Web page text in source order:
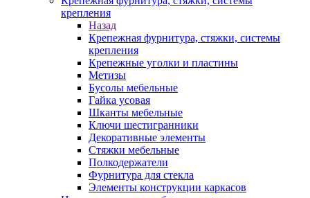
крепления
Назад
Крепежная фурнитура, стяжки, системы
крепления
Крепежные уголки и пластины
Метизы
Бусолы мебельные
Гайка усовая
Шканты мебельные
Ключи шестигранники
Декоративные элементы
Стяжки мебельные
Полкодержатели
Фурнитура для стекла
Элементы конструкции каркасов